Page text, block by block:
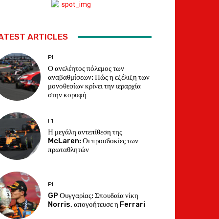
ARTICLES
F1
Ο ανελέητος πόλεμος των
αναβαθμίσεων: Πώς η εξέλιξη των
μονοθεσίων κρίνει την ιεραρχία
στην κορυφή
F1
Η μεγάλη αντεπίθεση της
McLaren: Οι προσδοκίες των
πρωταθλητών
F1
GP Ουγγαρίας: Σπουδαία νίκη
Norris, απογοήτευσε η Ferrari